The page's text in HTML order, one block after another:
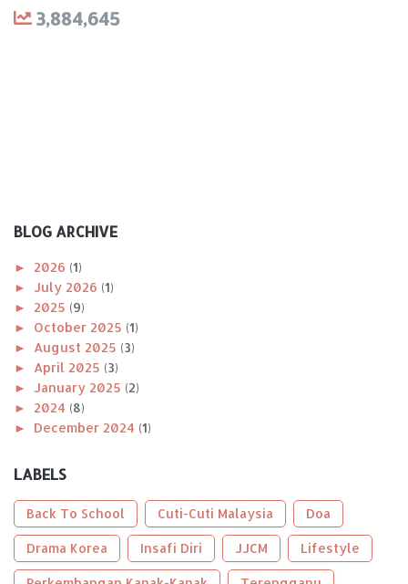
3,884,645
BLOG ARCHIVE
► 2026 (1)
► July 2026 (1)
► 2025 (9)
► October 2025 (1)
► August 2025 (3)
► April 2025 (3)
► January 2025 (2)
► 2024 (8)
► December 2024 (1)
► October 2024
► April 2024(1)
►January 2024(2)
►2023 (56)
►December 2023(2)
LABELS
Back To School Cuti-Cuti Malaysia Doa
Drama Korea Insafi Diri JJCM Lifestyle